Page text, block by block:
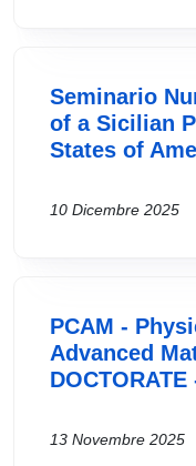
Seminario
of a Sicilian
States of
10 Dicembre 2025
PCAM -
Advanced
13 Novembre 2025